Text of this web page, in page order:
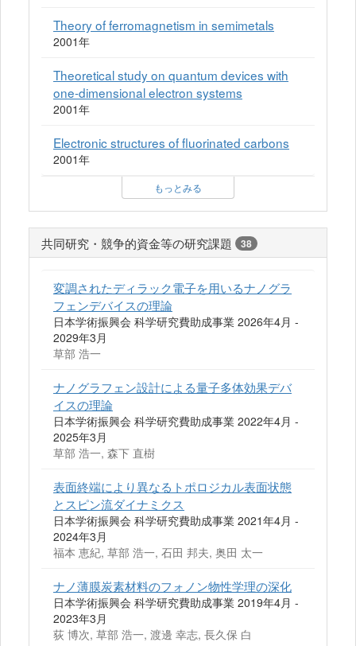
Theory of ferromagnetism in semimetals
2001年
Theoretical study on quantum devices with
one-dimensional electron systems
2001年
Electronic structures of fluorinated carbons
2001年
もっとみる
共同研究・競争的資金等の研究課題 38
変調されたディラック電子を用いるナノグラ
フェンデバイスの理論
日本学術振興会 科学研究費助成事業 2026年4月 -
2029年3月
草部 浩一
ナノグラフェン設計による量子多体効果デバ
イスの理論
日本学術振興会 科学研究費助成事業 2022年4月 -
2025年3月
草部 浩一, 森下 直樹
表面終端により異なるトポロジカル表面状態
とスピン流ダイナミクス
日本学術振興会 科学研究費助成事業 2021年4月 -
2024年3月
福本 恵紀, 草部 浩一, 石田 邦夫, 奥田 太一
ナノ薄膜炭素材料のフォノン物性学理の深化
日本学術振興会 科学研究費助成事業 2019年4月 -
2023年3月
荻 博次, 草部 浩一, 渡邊 幸志, 長久保 白